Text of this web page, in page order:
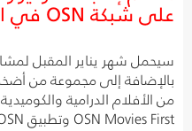
على شبكة OSN في العام الجديد
بالإضافة إلى مجموعة من
OSN Movies First وتطبيق OSN للمشاهدة أونلاين